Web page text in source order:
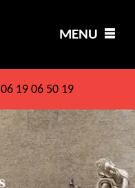
MENU
06 19 06 50 19